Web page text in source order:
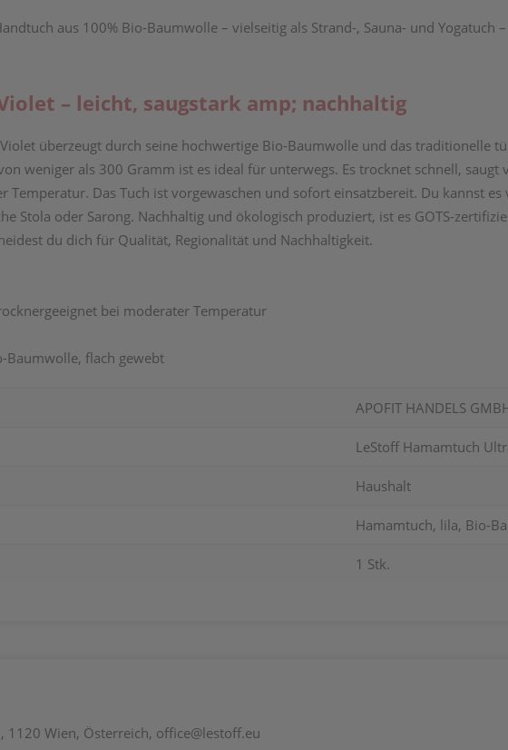
aus 100% Bio-Baumwolle – vielseitig als Strand-, Sauna- und Yogatuch
– leicht, saugstark amp; nachhaltig
überzeugt durch seine hochwertige Bio-Baumwolle und das traditionelle
weniger als 300 Gramm ist es ideal für unterwegs. Es trocknet schnell, saugt
Temperatur. Das Tuch ist vorgewaschen und sofort einsatzbereit. Du kannst
Stola oder Sarong. Nachhaltig und ökologisch produziert, ist es GOTS-
du dich für Qualität, Regionalität und Nachhaltigkeit.
bei moderater Temperatur
Baumwolle, flach gewebt
APOFIT HANDELS
LeStoff Hamamtuch
Haushalt
Hamamtuch, lila, Bio-
1 Stk.
1120 Wien, Österreich, office@lestoff.eu